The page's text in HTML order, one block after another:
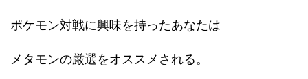
ポケモン対戦に興味を持ったあなたは
メタモンの厳選をオススメされる。